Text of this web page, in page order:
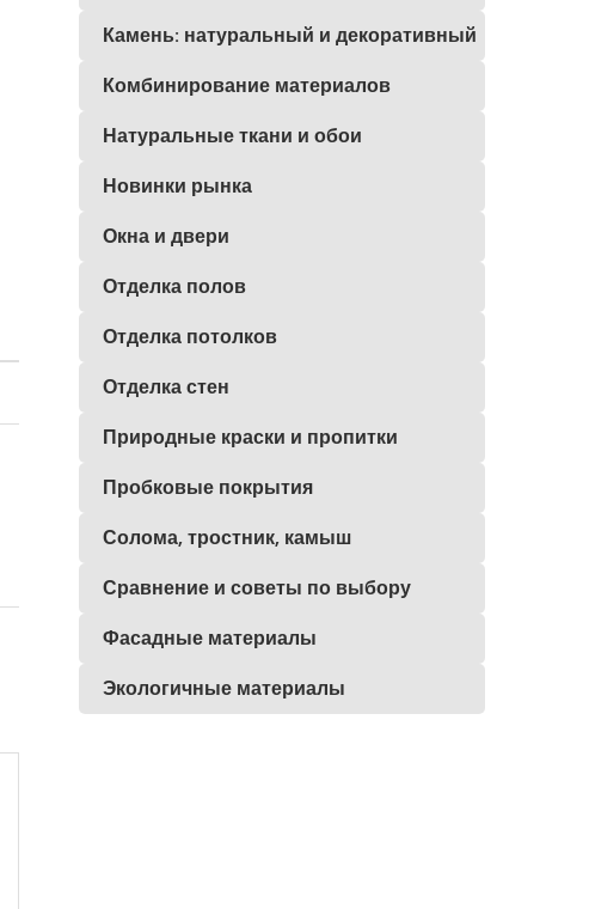
Камень: натуральный и декоративный
Комбинирование материалов
Натуральные ткани и обои
Новинки рынка
Окна и двери
Отделка полов
Отделка потолков
Отделка стен
Природные краски и пропитки
Пробковые покрытия
Солома, тростник, камыш
Сравнение и советы по выбору
Фасадные материалы
Экологичные материалы